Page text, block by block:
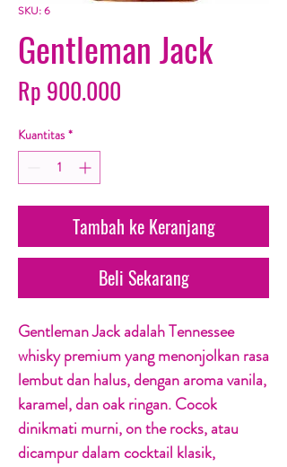
SKU: 6
Gentleman Jack
Rp 900.000
Kuantitas *
Tambah ke Keranjang
Beli Sekarang
Gentleman Jack adalah Tennessee
whisky premium yang menonjolkan rasa
lembut dan halus, dengan aroma vanila,
karamel, dan oak ringan. Cocok
dinikmati murni, on the rocks, atau
dicampur dalam cocktail klasik,